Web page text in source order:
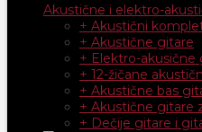
Akustične i elektro-
+ Akustični
+ Akustične gitare
+ Elektro-akusične
+ 12-žičane
+ Akustične bas
+ Akustične gitare
+ Dečije gitare i